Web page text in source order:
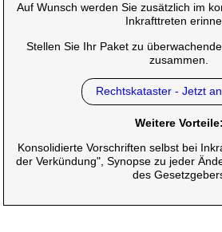
Auf Wunsch werden Sie zusätzlich im
Inkrafttreten
Stellen Sie Ihr Paket zu
zusammen.
Rechtskataster - Jetzt
Weitere Vorteile:
Konsolidierte Vorschriften selbst bei
der Verkündung", Synopse zu jeder
des